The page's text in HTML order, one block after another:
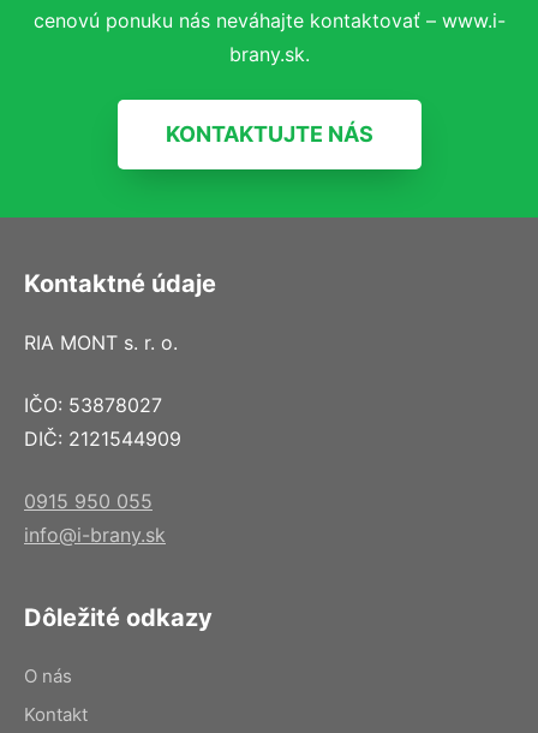
cenovú ponuku nás neváhajte kontaktovať – www.i-
brany.sk.
KONTAKTUJTE NÁS
Kontaktné údaje
RIA MONT s. r. o.
IČO: 53878027
DIČ: 2121544909
0915 950 055
info@i-brany.sk
Dôležité odkazy
O nás
Kontakt